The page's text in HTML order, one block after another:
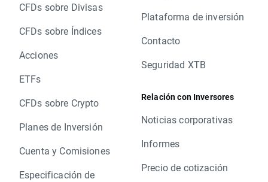
CFDs sobre Divisas
CFDs sobre Índices
Acciones
ETFs
CFDs sobre Crypto
Planes de Inversión
Cuenta y Comisiones
Especificación de
Plataforma de inversión
Contacto
Seguridad XTB
Relación con Inversores
Noticias corporativas
Informes
Precio de cotización